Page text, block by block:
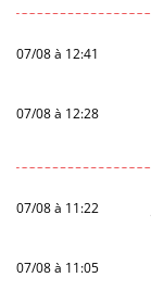
07/08 à 12:41
07/08 à 12:28
07/08 à 11:22
07/08 à 11:05